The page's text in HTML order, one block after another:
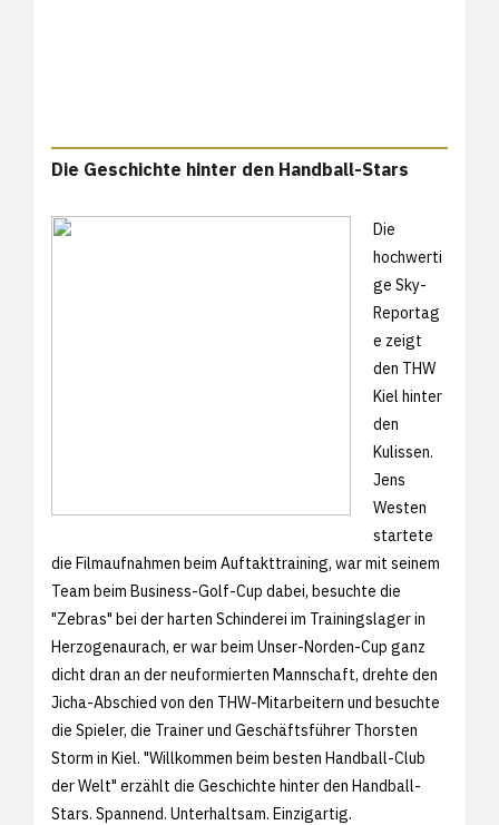
Die Geschichte hinter den Handball-Stars
Die
hochwerti
ge Sky-
Reportag
e zeigt
den THW
Kiel hinter
den
Kulissen.
Jens
Westen
startete
die Filmaufnahmen beim Auftakttraining, war mit seinem
Team beim Business-Golf-Cup dabei, besuchte die
"Zebras" bei der harten Schinderei im Trainingslager in
Herzogenaurach, er war beim Unser-Norden-Cup ganz
dicht dran an der neuformierten Mannschaft, drehte den
Jicha-Abschied von den THW-Mitarbeitern und besuchte
die Spieler, die Trainer und Geschäftsführer Thorsten
Storm in Kiel. "Willkommen beim besten Handball-Club
der Welt" erzählt die Geschichte hinter den Handball-
Stars. Spannend. Unterhaltsam. Einzigartig.